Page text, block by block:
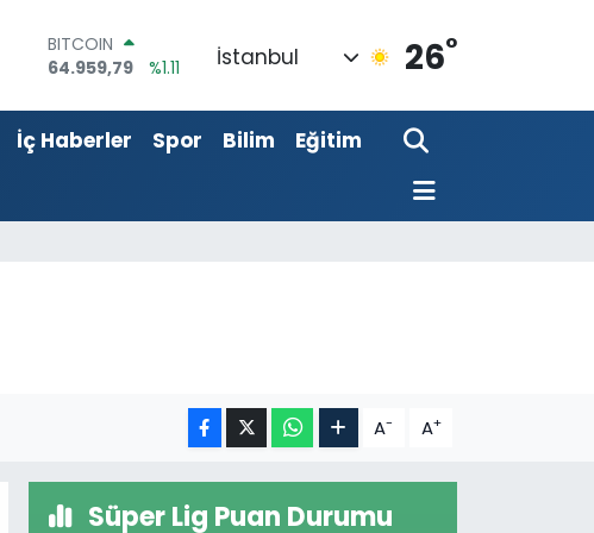
BITCOIN
64.959,79
%1.11
47,7436
%0.18
EURO
İstanbul 26°
İç Haberler Spor Bilim
Eğitim
A- A+
Süper Lig Puan Durumu